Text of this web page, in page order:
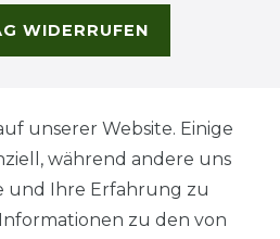
WIDERRUFEN
unserer Website. Einige
während andere uns
und Ihre Erfahrung zu
zu den von